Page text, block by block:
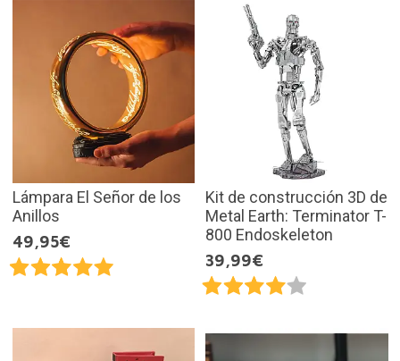
Lámpara El Señor de los
Anillos
49,95€
Kit de construcción 3D de
Metal Earth: Terminator T-
800 Endoskeleton
39,99€